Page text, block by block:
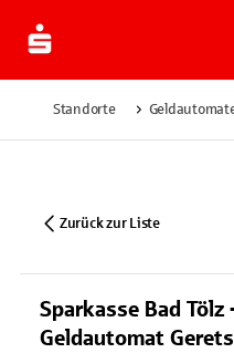
Standorte
Zurück zur Liste
Sparkasse Bad
Geldautomat